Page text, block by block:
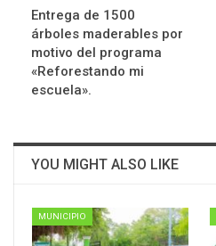
Entrega de 1500
árboles maderables por
motivo del programa
«Reforestando mi
escuela».
YOU MIGHT ALSO LIKE
MUNICIPIO